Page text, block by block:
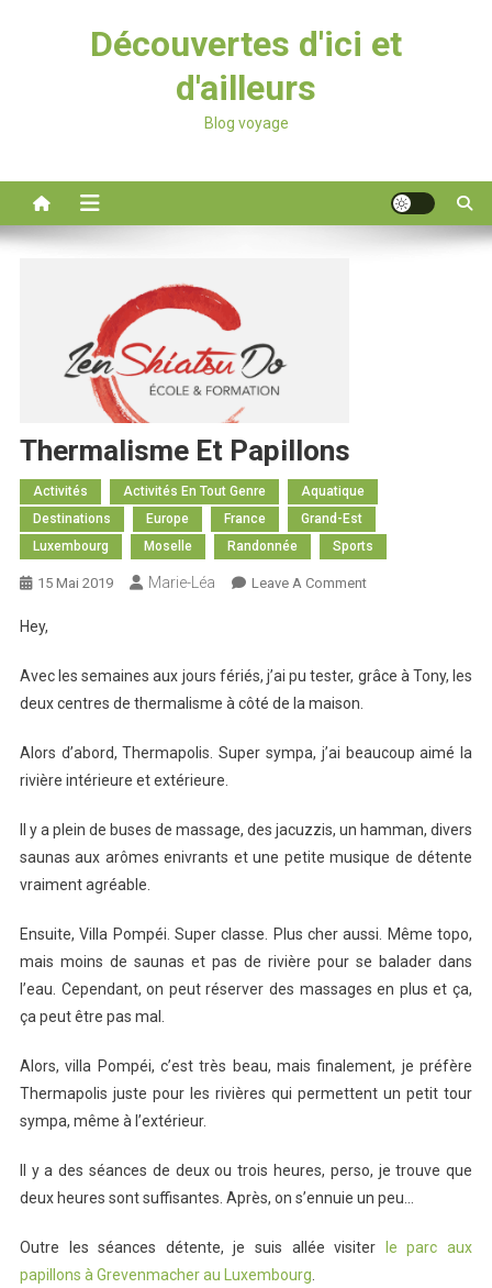
Découvertes d'ici et
d'ailleurs
Blog voyage
Thermalisme Et Papillons
Activités Activités En Tout Genre
Aquatique
Destinations
Europe France
Grand-Est
Luxembourg
Moselle Randonnée Sports
15 Mai 2019 Marie-Léa Leave A CommentOn
Hey,
Avec les semaines aux jours fériés, j’ai pu tester, grâce à Tony, les
deux centres de thermalisme à côté de la maison.
Alors d’abord, Thermapolis. Super sympa, j’ai beaucoup aimé la
rivière intérieure et extérieure.
Il y a plein de buses de massage, des jacuzzis, un hamman, divers
saunas aux arômes enivrants et une petite musique de détente
vraiment agréable.
Ensuite, Villa Pompéi. Super classe. Plus cher aussi. Même topo,
mais moins de saunas et pas de rivière pour se balader dans
l’eau. Cependant, on peut réserver des massages en plus et ça,
ça peut être pas mal.
Alors, villa Pompéi, c’est très beau, mais finalement, je préfère
Thermapolis juste pour les rivières qui permettent un petit tour
sympa, même à l’extérieur.
Il y a des séances de deux ou trois heures, perso, je trouve que
deux heures sont suffisantes. Après, on s’ennuie un peu…
Outre les séances détente, je suis allée visiter
le parc aux
papillons à Grevenmacher au Luxembourg